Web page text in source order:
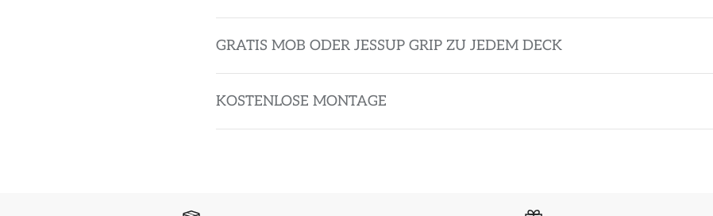
GRATIS MOB ODER JESSUP GRIP ZU JEDEM DECK
KOSTENLOSE MONTAGE